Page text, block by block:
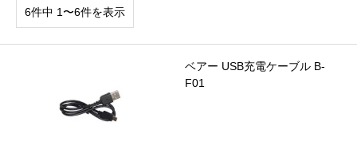
6件中 1〜6件を表示
ベアー USB充電ケーブル B-
F01